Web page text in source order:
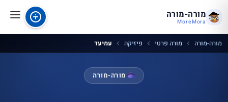
מורה-מורה
MoreMora
מורה-מורה מורה פרטי פיזיקה עמיעד
מורה-מורה